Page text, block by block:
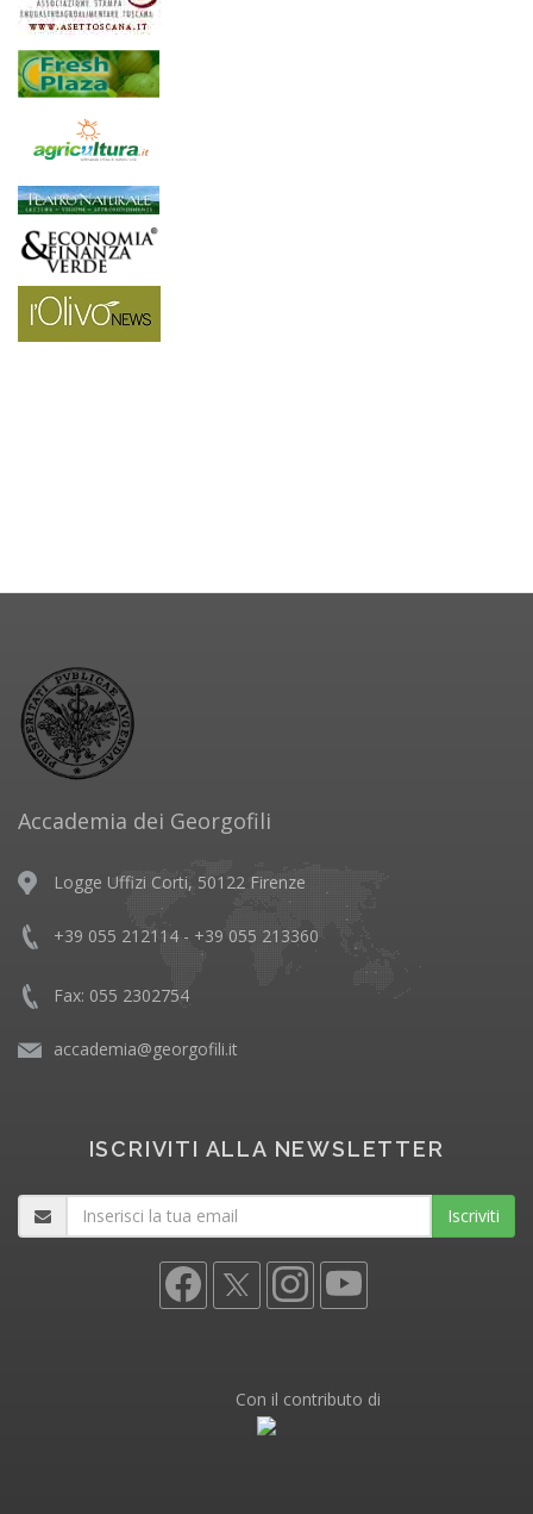
Accademia dei Georgofili
Logge Uffizi Corti, 50122 Firenze
+39 055 212114 - +39 055 213360
Fax: 055 2302754
accademia@georgofili.it
ISCRIVITI ALLA NEWSLETTER
Iscriviti
Con il contributo di